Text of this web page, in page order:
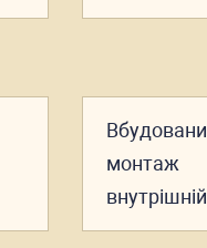
монтаж
внутрішній